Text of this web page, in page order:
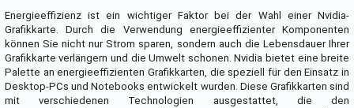
Energieeffizienz ist ein wichtiger Faktor bei der Wahl einer Nvidia-
Grafikkarte. Durch die Verwendung energieeffizienter Komponenten
können Sie nicht nur Strom sparen, sondern auch die Lebensdauer Ihrer
Grafikkarte verlängern und die Umwelt schonen. Nvidia bietet eine breite
Palette an energieeffizienten Grafikkarten, die speziell für den Einsatz in
Desktop-PCs und Notebooks entwickelt wurden. Diese Grafikkarten sind
mit verschiedenen Technologien ausgestattet, die den